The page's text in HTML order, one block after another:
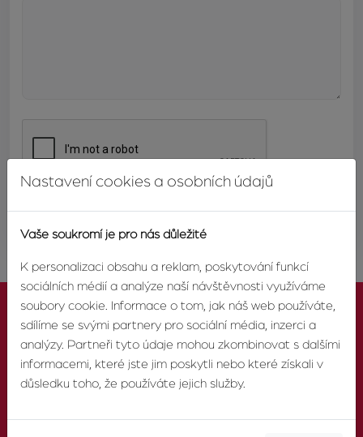
KONTAKTUJTE NÁS
Nastavení cookies a osobních údajů
Vaše soukromí je pro nás důležité
K personalizaci obsahu a reklam, poskytování funkcí
sociálních médií a analýze naší návštěvnosti využíváme
soubory cookie. Informace o tom, jak náš web používáte,
sdílíme se svými partnery pro sociální média, inzerci a
analýzy. Partneři tyto údaje mohou zkombinovat s dalšími
informacemi, které jste jim poskytli nebo které získali v
důsledku toho, že používáte jejich služby.